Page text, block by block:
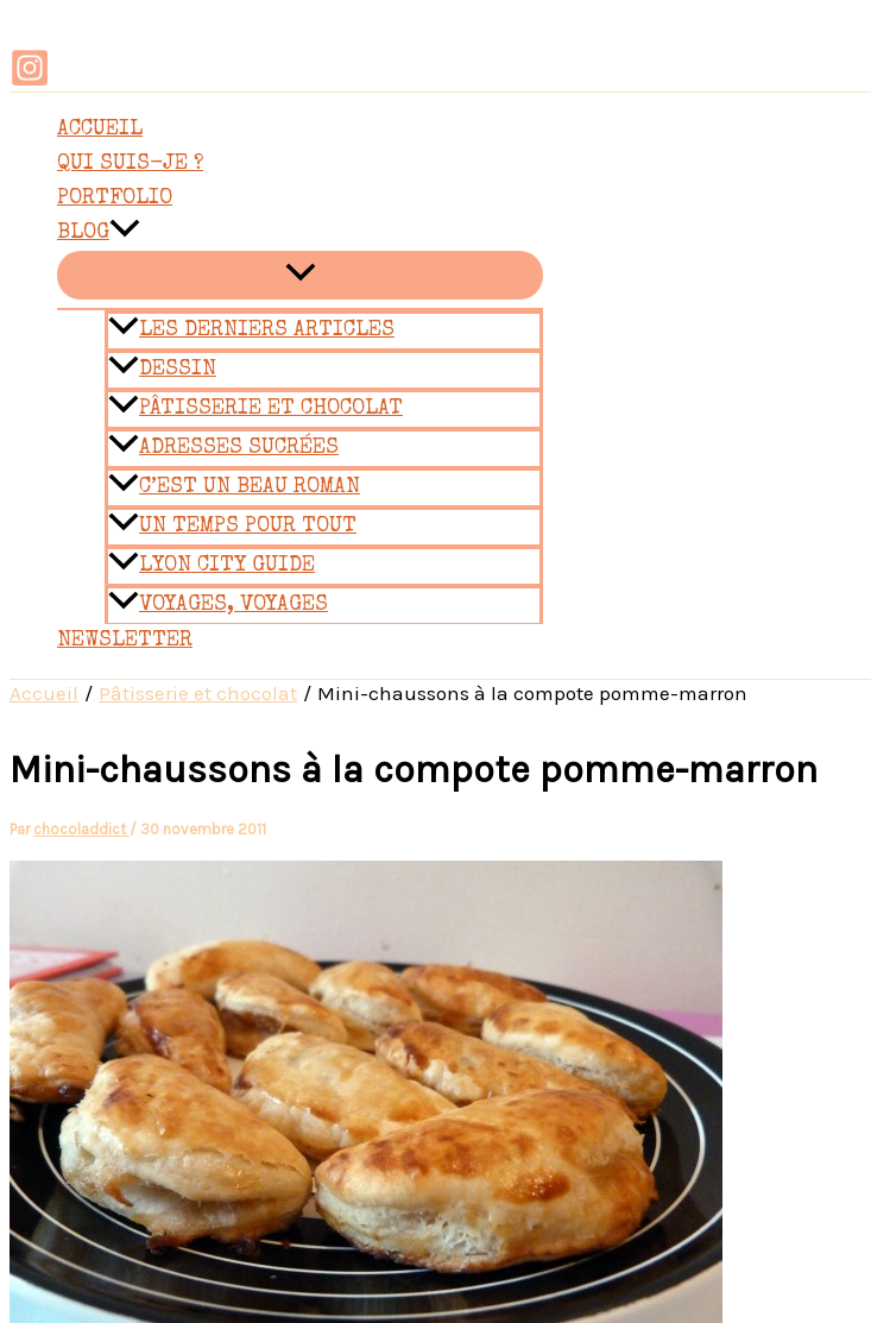
au
contenu
ACCUEIL
QUI SUIS-JE ?
PORTFOLIO
BLOG
LES DERNIERS ARTICLES
DESSIN
PÂTISSERIE ET CHOCOLAT
ADRESSES SUCRÉES
C’EST UN BEAU ROMAN
UN TEMPS POUR TOUT
LYON CITY GUIDE
VOYAGES, VOYAGES
NEWSLETTER
Accueil Pâtisserie et chocolat Mini-chaussons à la compote pomme-marron
Mini-chaussons à la compote pomme-marron
Par chocoladdict / 30 novembre 2011